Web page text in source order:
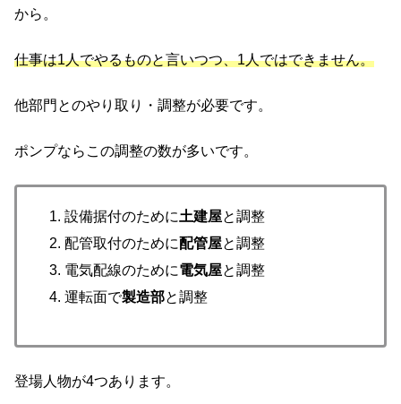
から。
仕事は1人でやるものと言いつつ、1人ではできません。
他部門とのやり取り・調整が必要です。
ポンプならこの調整の数が多いです。
設備据付のために土建屋と調整
配管取付のために配管屋と調整
電気配線のために電気屋と調整
運転面で製造部と調整
登場人物が4つあります。